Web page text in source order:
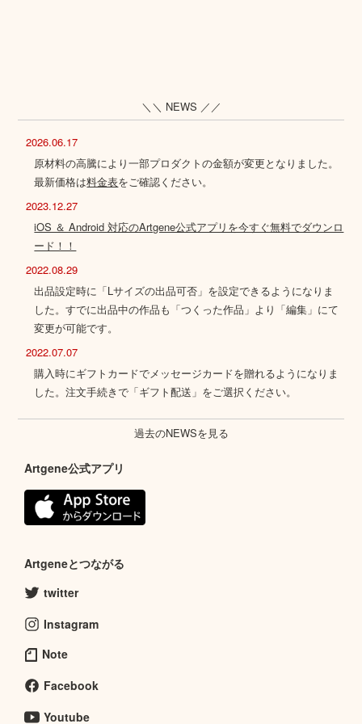
＼＼ NEWS ／／
2026.06.17
原材料の高騰により一部プロダクトの金額が変更となりました。
最新価格は料金表をご確認ください。
2023.12.27
iOS ＆ Android 対応のArtgene公式アプリを今すぐ無料でダウンロ
ード！！
2022.08.29
出品設定時に「Lサイズの出品可否」を設定できるようになりま
した。すでに出品中の作品も「つくった作品」より「編集」にて
変更が可能です。
2022.07.07
購入時にギフトカードでメッセージカードを贈れるようになりま
した。注文手続きで「ギフト配送」をご選択ください。
過去のNEWSを見る
Artgene公式アプリ
Artgeneとつながる
twitter
Instagram
Note
Facebook
Youtube